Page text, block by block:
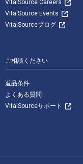
VitalSource Careers
VitalSource Events
VitalSourceブログ
ご相談ください
返品条件
よくある質問
VitalSourceサポート